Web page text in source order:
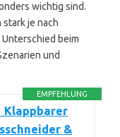
wichtig sind.
je nach
beim
und
EMPFEHLUNG
Klappbarer
&